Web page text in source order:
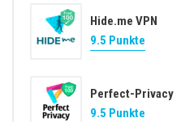
Hide.me VPN
9.5 Punkte
Perfect-Privacy
9.5 Punkte